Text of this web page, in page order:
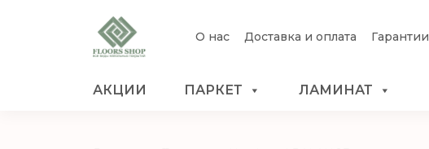
О нас Доставка и оплата Гарантии
АКЦИИ ПАРКЕТ ЛАМИНАТ